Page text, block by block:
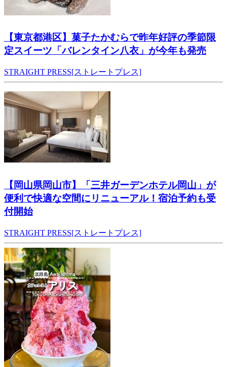
【東京都港区】菓子たかむらで昨年好評の季節限
定スイーツ「バレンタイン八衣」が今年も発売
STRAIGHT PRESS[ストレートプレス]
【岡山県岡山市】「三井ガーデンホテル岡山」が
便利で快適な空間にリニューアル！宿泊予約も受
付開始
STRAIGHT PRESS[ストレートプレス]